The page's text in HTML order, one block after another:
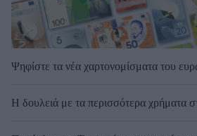
Ψηφίστε τα νέα χαρτονομίσματα του
Η δουλειά με τα περισσότερα χρήματα